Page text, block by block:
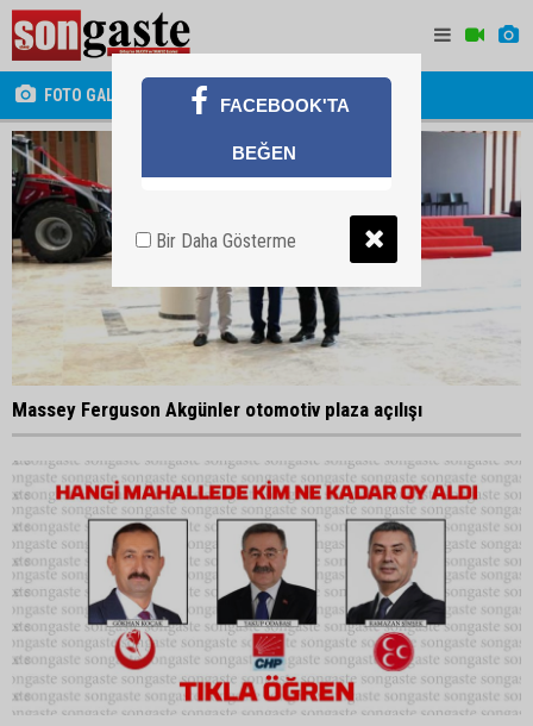
FOTO GALERİ
Massey Ferguson Akgünler otomotiv plaza açılışı
FACEBOOK'TA
BEĞEN
Bir Daha Gösterme